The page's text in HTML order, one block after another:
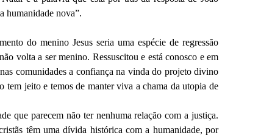
humanidade nova”.
do menino Jesus seria uma espécie de regressão
volta a ser menino. Ressuscitou e está conosco e em
comunidades a confiança na vinda do projeto divino
jeito e temos de manter viva a chama da utopia de
que parecem não ter nenhuma relação com a justiça.
têm uma dívida histórica com a humanidade, por